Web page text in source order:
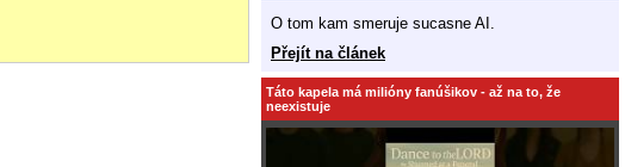
O tom kam smeruje sucasne AI.
Přejít na článek
Táto kapela má milióny fanúšikov - až na to, že
neexistuje